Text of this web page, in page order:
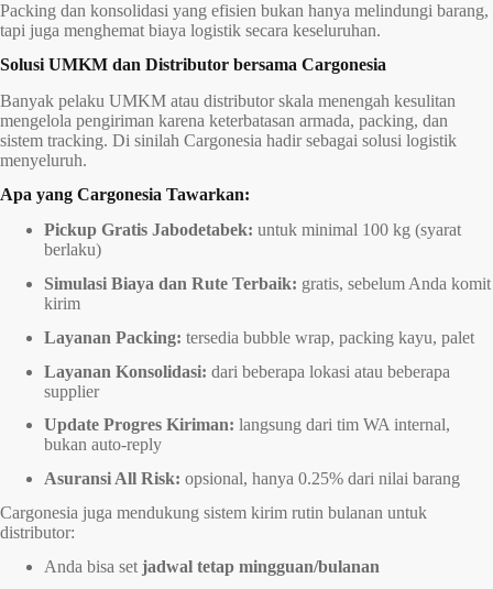
Packing dan konsolidasi yang efisien bukan hanya melindungi barang,
tapi juga menghemat biaya logistik secara keseluruhan.
Solusi UMKM dan Distributor bersama Cargonesia
Banyak pelaku UMKM atau distributor skala menengah kesulitan
mengelola pengiriman karena keterbatasan armada, packing, dan
sistem tracking. Di sinilah Cargonesia hadir sebagai solusi logistik
menyeluruh.
Apa yang Cargonesia Tawarkan:
Pickup Gratis Jabodetabek: untuk minimal 100 kg (syarat
berlaku)
Simulasi Biaya dan Rute Terbaik: gratis, sebelum Anda komit
kirim
Layanan Packing: tersedia bubble wrap, packing kayu, palet
Layanan Konsolidasi: dari beberapa lokasi atau beberapa
supplier
Update Progres Kiriman: langsung dari tim WA internal,
bukan auto-reply
Asuransi All Risk: opsional, hanya 0.25% dari nilai barang
Cargonesia juga mendukung sistem kirim rutin bulanan untuk
distributor:
Anda bisa set jadwal tetap mingguan/bulanan